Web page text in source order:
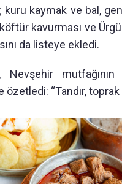
kuru kaymak ve bal,
kavurması ve
da listeye ekledi.
Nevşehir
özetledi: “Tandır, toprak